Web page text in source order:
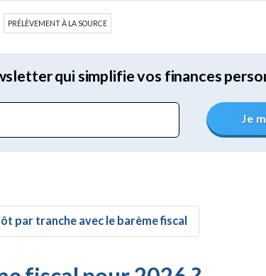
PRÉLÈVEMENT À LA SOURCE
qui simplifie vos finances
Je
par tranche avec le barème fiscal